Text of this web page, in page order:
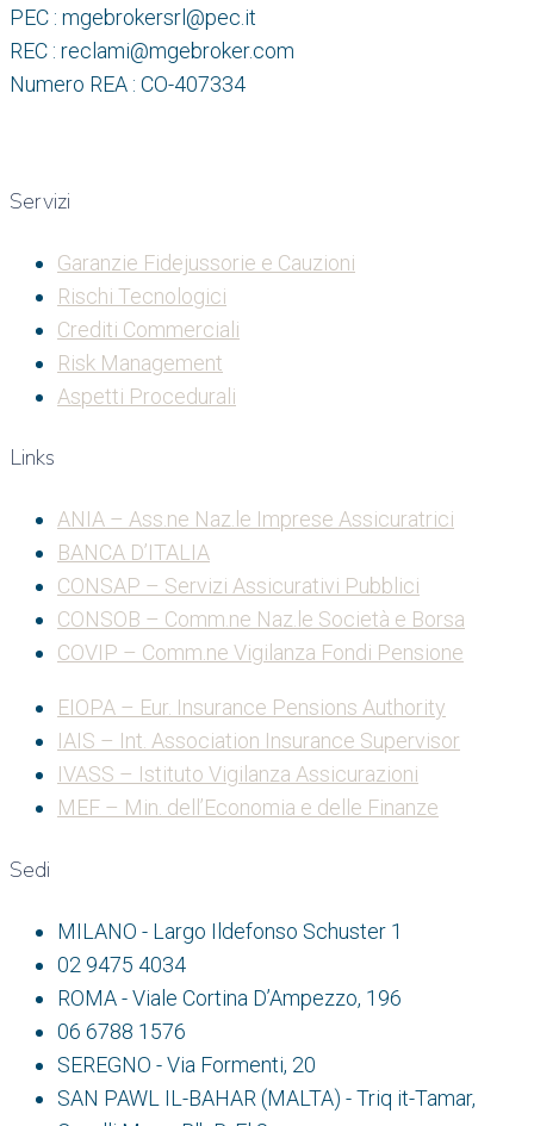
PEC : mgebrokersrl@pec.it
REC : reclami@mgebroker.com
Numero REA : CO-407334
Servizi
Garanzie Fidejussorie e Cauzioni
Rischi Tecnologici
Crediti Commerciali
Risk Management
Aspetti Procedurali
Links
ANIA – Ass.ne Naz.le Imprese Assicuratrici
BANCA D’ITALIA
CONSAP – Servizi Assicurativi Pubblici
CONSOB – Comm.ne Naz.le Società e Borsa
COVIP – Comm.ne Vigilanza Fondi Pensione
EIOPA – Eur. Insurance Pensions Authority
IAIS – Int. Association Insurance Supervisor
IVASS – Istituto Vigilanza Assicurazioni
MEF – Min. dell’Economia e delle Finanze
Sedi
MILANO - Largo Ildefonso Schuster 1
02 9475 4034
ROMA - Viale Cortina D’Ampezzo, 196
06 6788 1576
SEREGNO - Via Formenti, 20
SAN PAWL IL-BAHAR (MALTA) - Triq it-Tamar,